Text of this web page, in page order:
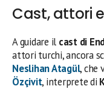
Cast, attori
A guidare il cast di
attori turchi, ancora
Neslihan Atagül, che
Özçivit, interprete di